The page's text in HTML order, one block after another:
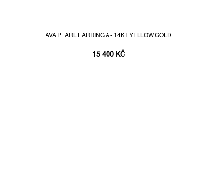
AVA PEARL EARRING A - 14KT YELLOW GOLD
15 400 KČ